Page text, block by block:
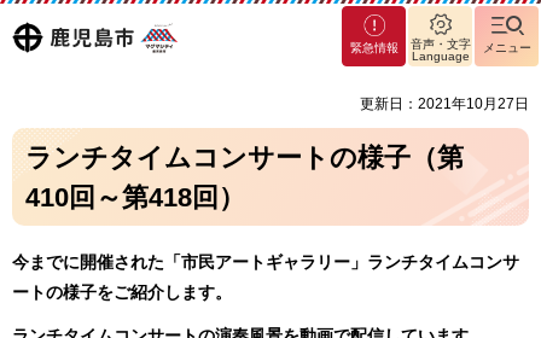
鹿児島
マグ
マシ
緊急情報
音声・文字
Language
メニュー
更新日：2021年10月27日
ランチタイムコンサートの様子（第
410回～第418回）
今までに開催された「市民アートギャラリー」ランチタイムコンサ
ートの様子をご紹介します。